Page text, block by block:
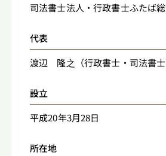
司法書士法人・行政書士ふたば
代表
渡辺 隆之（行政書士・司法書士
設立
平成20年3月28日
所在地